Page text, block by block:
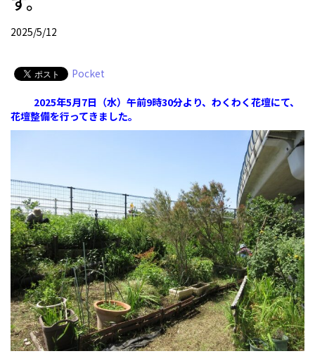
2025/5/12
Pocket
2025年5月7日（水）午前9時30分より、わくわく花壇にて、
花壇整備を行ってきました。